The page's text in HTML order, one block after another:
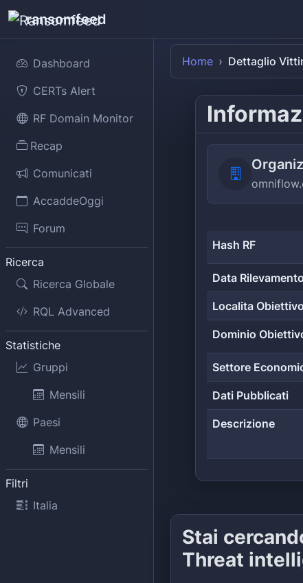
ransomfeed
Dashboard
CERTs Alert
RF Domain Monitor
Recap
Comunicati
AccaddeOggi
Forum
Ricerca
Ricerca Globale
RQL Advanced
Statistiche
Gruppi
Mensili
Paesi
Mensili
Filtri
Italia
Home Dettaglio
Hash RF
Data Rilevamento
Localita Obiettivo
Dominio
Settore
Dati Pubblicati
Descrizione
Stai
Threat